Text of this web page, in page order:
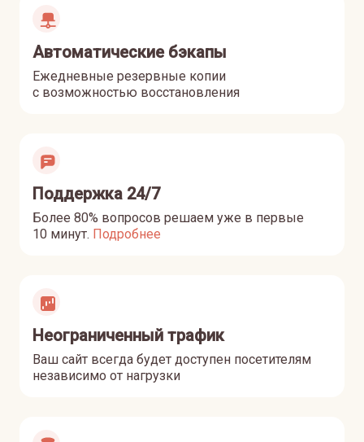
Автоматические бэкапы
Ежедневные резервные копии
с возможностью восстановления
Поддержка 24/7
Более 80% вопросов решаем уже в первые
10 минут. Подробнее
Неограниченный трафик
Ваш сайт всегда будет доступен посетителям
независимо от нагрузки